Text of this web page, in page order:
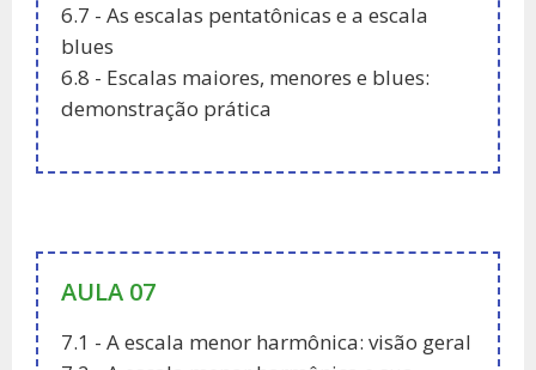
6.7 - As escalas pentatônicas e a escala
blues
6.8 - Escalas maiores, menores e blues:
demonstração prática
AULA 07
7.1 - A escala menor harmônica: visão geral